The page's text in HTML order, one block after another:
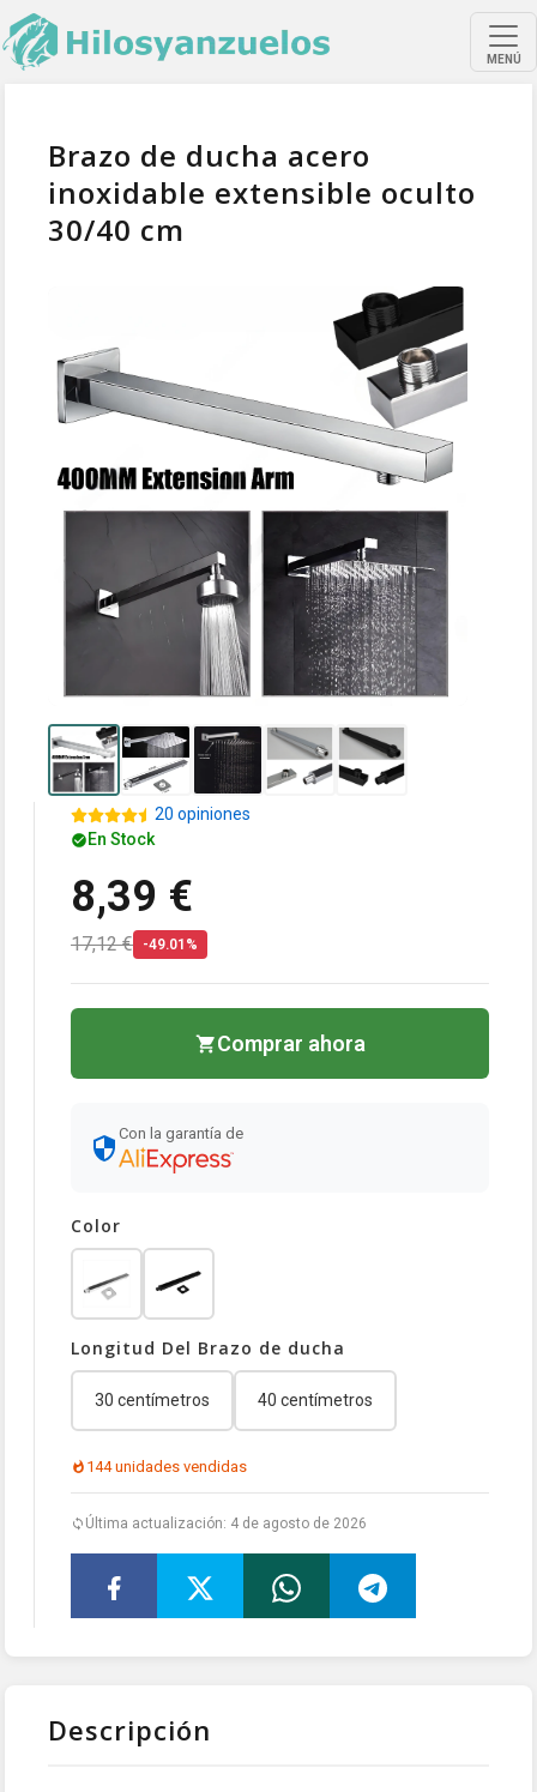
MENÚ
Brazo de ducha acero
inoxidable extensible oculto
30/40 cm
20 opiniones
En Stock
8,39 €
17,12 € -49.01%
Comprar ahora
Con la garantía de
Color
Longitud Del Brazo de ducha
30 centímetros 40 centímetros
144 unidades vendidas
Última actualización: 4 de agosto de 2026
Descripción